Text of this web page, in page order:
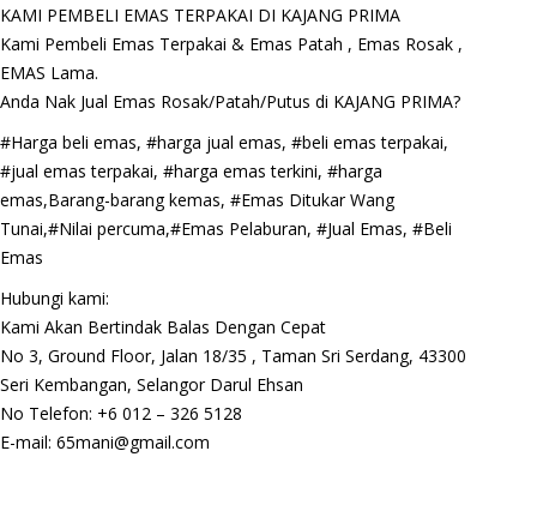
KAMI PEMBELI EMAS TERPAKAI DI KAJANG PRIMA
Kami Pembeli Emas Terpakai & Emas Patah , Emas Rosak ,
EMAS Lama.
Anda Nak Jual Emas Rosak/Patah/Putus di KAJANG PRIMA?
#Harga beli emas, #harga jual emas, #beli emas terpakai,
#jual emas terpakai, #harga emas terkini, #harga
emas,Barang-barang kemas, #Emas Ditukar Wang
Tunai,#Nilai percuma,#Emas Pelaburan, #Jual Emas, #Beli
Emas
Hubungi kami:
Kami Akan Bertindak Balas Dengan Cepat
No 3, Ground Floor, Jalan 18/35 , Taman Sri Serdang, 43300
Seri Kembangan, Selangor Darul Ehsan
No Telefon: +6 012 – 326 5128
E-mail: 65mani@gmail.com